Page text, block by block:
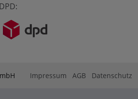
Impressum AGB Datenschutz